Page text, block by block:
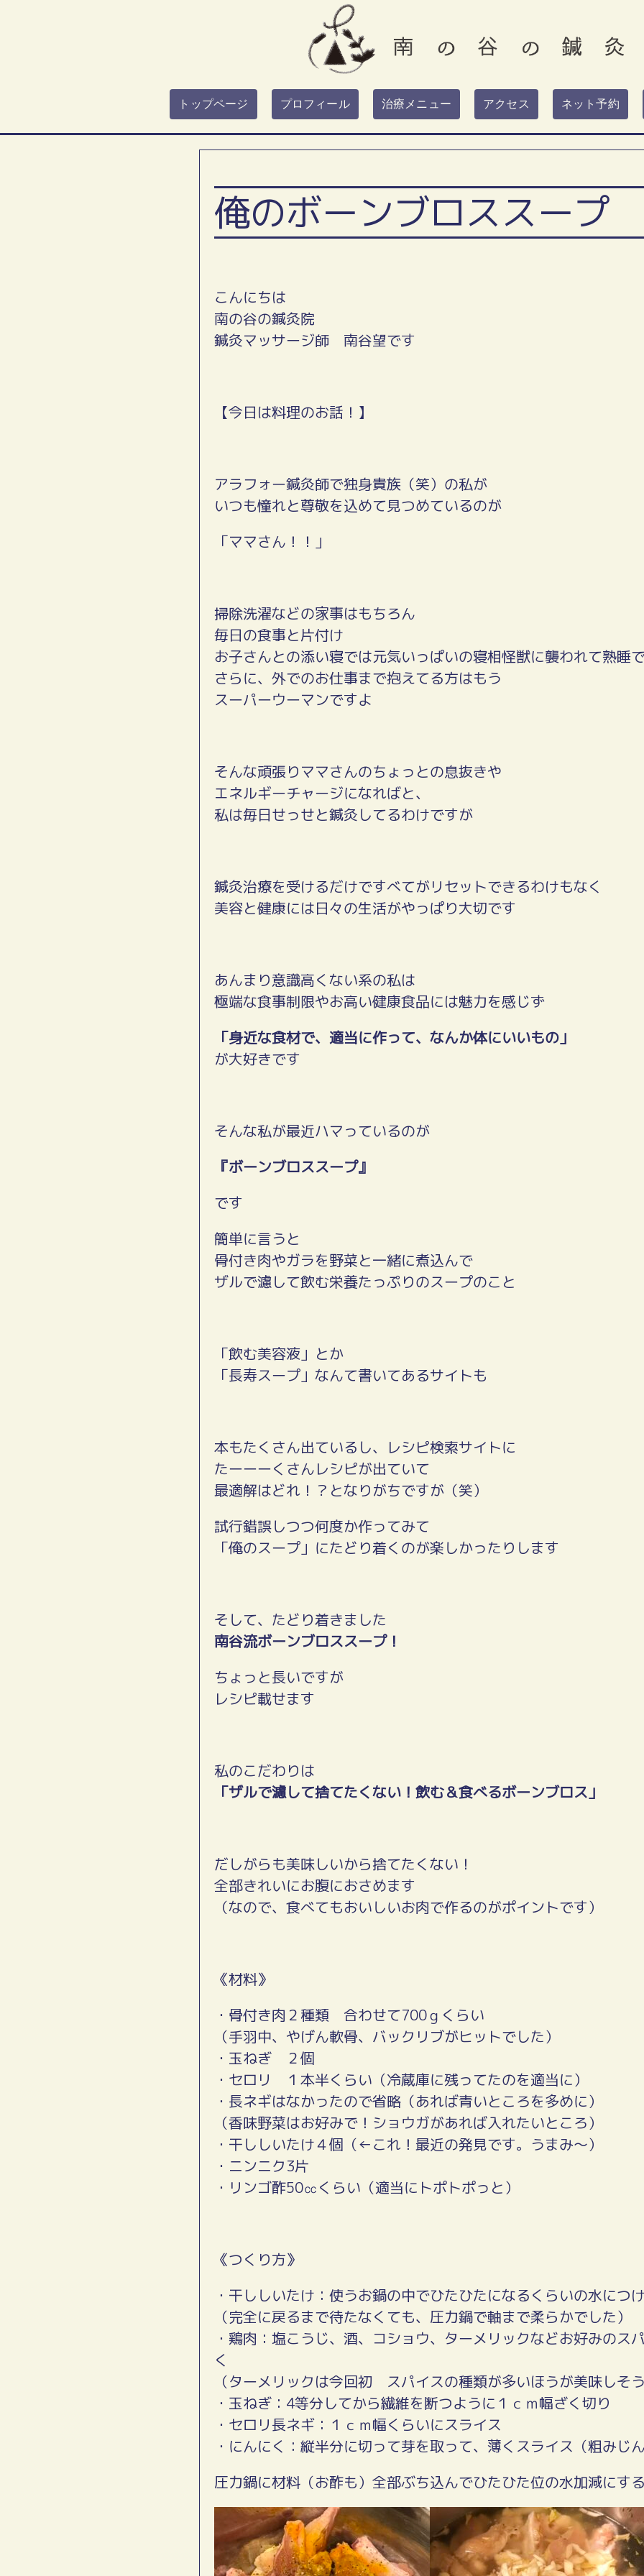
トップページ プロフィール 治療メニュー アクセス ネット予約
俺のボーンブロススープ
こんにちは
南の谷の鍼灸院
鍼灸マッサージ師 南谷望です
【今日は料理のお話！】
アラフォー鍼灸師で独身貴族（笑）の私が
いつも憧れと尊敬を込めて見つめているのが
「ママさん！！」
掃除洗濯などの家事はもちろん
毎日の食事と片付け
お子さんとの添い寝では元気いっぱいの寝相怪獣に襲われて熟睡
さらに、外でのお仕事まで抱えてる方はもう
スーパーウーマンですよ
そんな頑張りママさんのちょっとの息抜きや
エネルギーチャージになればと、
私は毎日せっせと鍼灸してるわけですが
鍼灸治療を受けるだけですべてがリセットできるわけもなく
美容と健康には日々の生活がやっぱり大切です
あんまり意識高くない系の私は
極端な食事制限やお高い健康食品には魅力を感じず
「身近な食材で、適当に作って、なんか体にいいもの」
が大好きです
そんな私が最近ハマっているのが
『ボーンブロススープ』
です
簡単に言うと
骨付き肉やガラを野菜と一緒に煮込んで
ザルで濾して飲む栄養たっぷりのスープのこと
「飲む美容液」とか
「長寿スープ」なんて書いてあるサイトも
本もたくさん出ているし、レシピ検索サイトに
たーーーくさんレシピが出ていて
最適解はどれ！？となりがちですが（笑）
試行錯誤しつつ何度か作ってみて
「俺のスープ」にたどり着くのが楽しかったりします
そして、たどり着きました
南谷流ボーンブロススープ！
ちょっと長いですが
レシピ載せます
私のこだわりは
「ザルで濾して捨てたくない！飲む＆食べるボーンブロス」
だしがらも美味しいから捨てたくない！
全部きれいにお腹におさめます
（なので、食べてもおいしいお肉で作るのがポイントです）
《材料》
・骨付き肉２種類 合わせて700ｇくらい
（手羽中、やげん軟骨、バックリブがヒットでした）
・玉ねぎ ２個
・セロリ １本半くらい（冷蔵庫に残ってたのを適当に）
・長ネギはなかったので省略（あれば青いところを多めに）
（香味野菜はお好みで！ショウガがあれば入れたいところ）
・干ししいたけ４個（←これ！最近の発見です。うまみ～）
・ニンニク3片
・リンゴ酢50㏄くらい（適当にトポトポっと）
《つくり方》
・干ししいたけ：使うお鍋の中でひたひたになるくらいの水につ
（完全に戻るまで待たなくても、圧力鍋で軸まで柔らかでした）
・鶏肉：塩こうじ、酒、コショウ、ターメリックなどお好みのス
く
（ターメリックは今回初 スパイスの種類が多いほうが美味しそ
・玉ねぎ：4等分してから繊維を断つように１ｃｍ幅ざく切り
・セロリ長ネギ：１ｃｍ幅くらいにスライス
・にんにく：縦半分に切って芽を取って、薄くスライス（粗みじ
圧力鍋に材料（お酢も）全部ぶち込んでひたひた位の水加減にす